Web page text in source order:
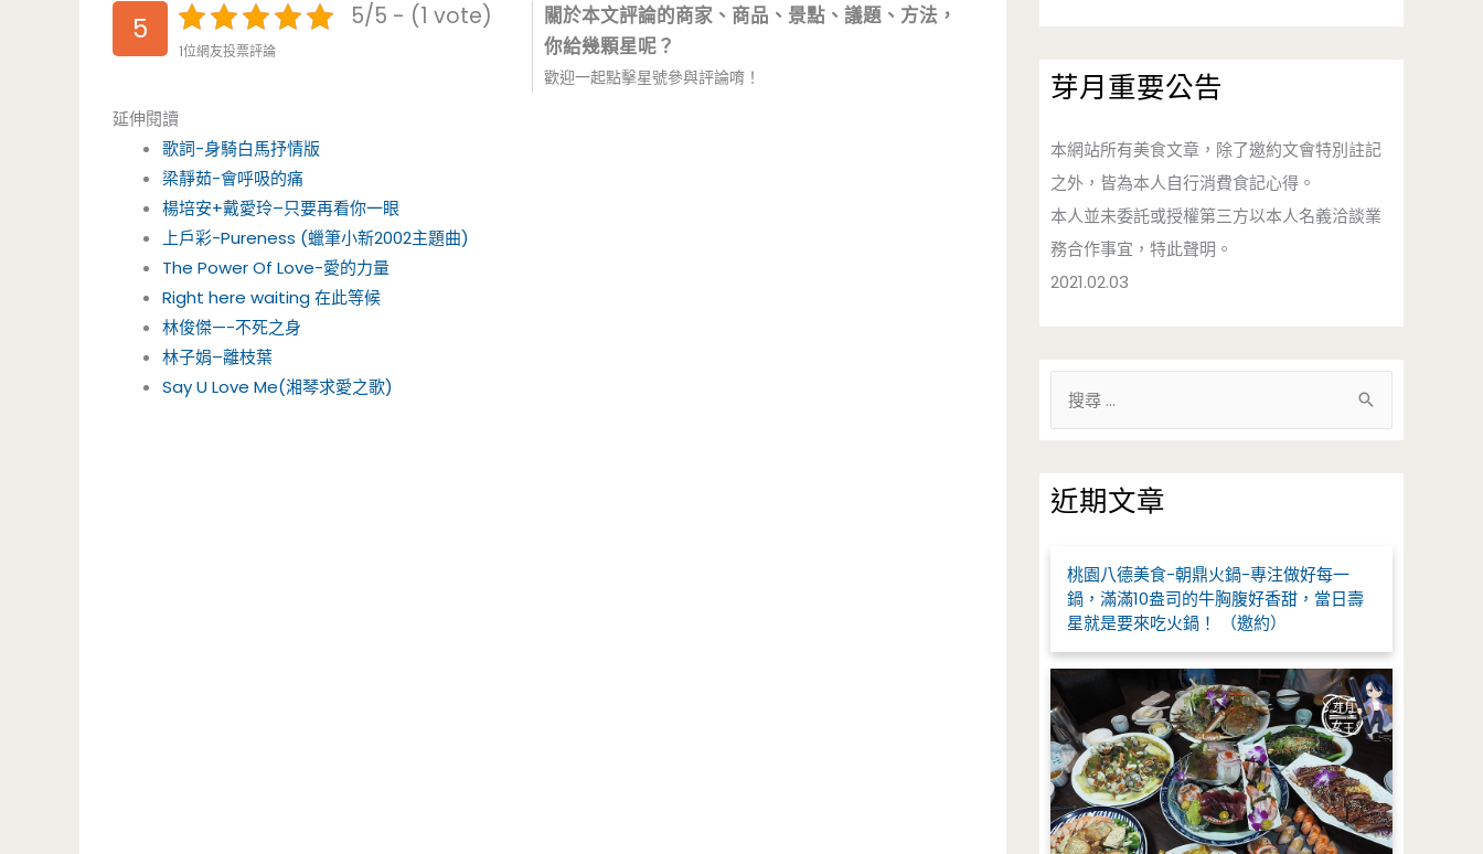
5 5/5 - (1 vote)
1位網友投票評論
關於本文評論的商家、商品、景點、議題、方法，
你給幾顆星呢？
歡迎一起點擊星號參與評論唷！
延伸閱讀
歌詞-身騎白馬抒情版
梁靜茹-會呼吸的痛
楊培安+戴愛玲–只要再看你一眼
上戶彩-Pureness (蠟筆小新2002主題曲)
The Power Of Love-愛的力量
Right here waiting 在此等候
林俊傑—-不死之身
林子娟–離枝葉
Say U Love Me(湘琴求愛之歌)
芽月重要公告
本網站所有美食文章，除了邀約文會特別註記
之外，皆為本人自行消費食記心得。
本人並未委託或授權第三方以本人名義洽談業
務合作事宜，特此聲明。
2021.02.03
鍵
字
近期文章
桃園八德美食-朝鼎火鍋-專注做好每一
鍋，滿滿10盎司的牛胸腹好香甜，當日壽
星就是要來吃火鍋！ （邀約）